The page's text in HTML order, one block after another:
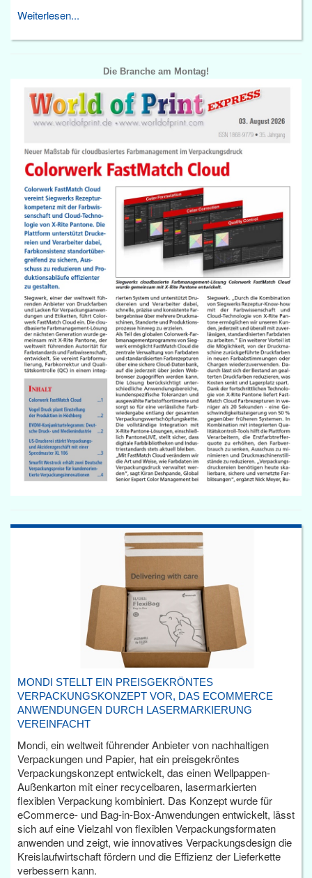
Weiterlesen...
Die Branche am Montag!
MONDI STELLT EIN PREISGEKRÖNTES
VERPACKUNGSKONZEPT VOR, DAS ECOMMERCE
ANWENDUNGEN DURCH LASERMARKIERUNG
VEREINFACHT
Mondi, ein weltweit führender Anbieter von nachhaltigen
Verpackungen und Papier, hat ein preisgekröntes
Verpackungskonzept entwickelt, das einen Wellpappen-
Außenkarton mit einer recycelbaren, lasermarkierten
flexiblen Verpackung kombiniert. Das Konzept wurde für
eCommerce- und Bag-in-Box-Anwendungen entwickelt, lässt
sich auf eine Vielzahl von flexiblen Verpackungsformaten
anwenden und zeigt, wie innovatives Verpackungsdesign die
Kreislaufwirtschaft fördern und die Effizienz der Lieferkette
verbessern kann.